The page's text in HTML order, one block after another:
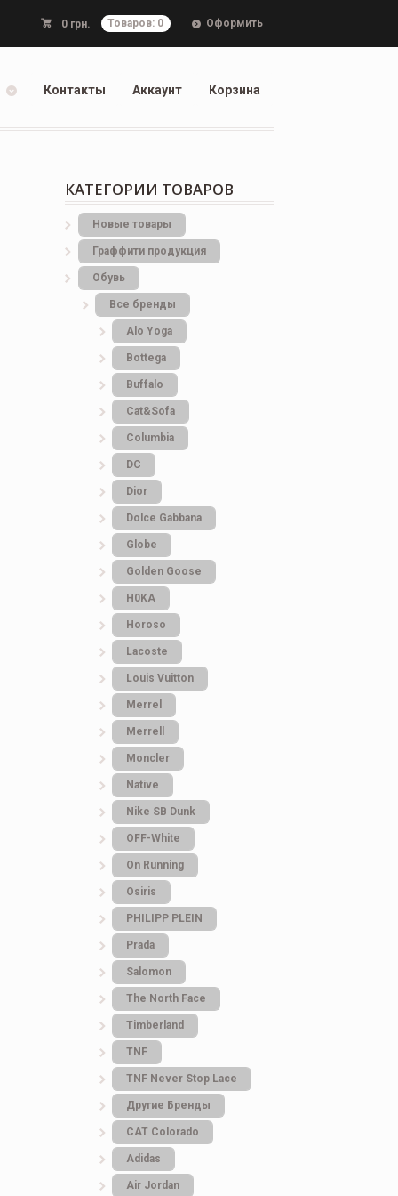
0 грн. Товаров: 0 Оформить
Контакты Аккаунт Корзина
КАТЕГОРИИ ТОВАРОВ
Новые товары
Граффити продукция
Обувь
Все бренды
Alo Yoga
Bottеga
Buffalo
Cat&Sofa
Columbia
DC
Dior
Dolce Gabbana
Globe
Golden Goose
H0KA
Horoso
Lacoste
Louis Vuitton
Merrel
Merrell
Moncler
Native
Nike SB Dunk
OFF-White
On Running
Osiris
PHILIPP PLEIN
Prada
Salomon
The North Face
Timberland
TNF
TNF Never Stop Lace
Другие Бренды
САТ Colorado
Adidas
Air Jordan